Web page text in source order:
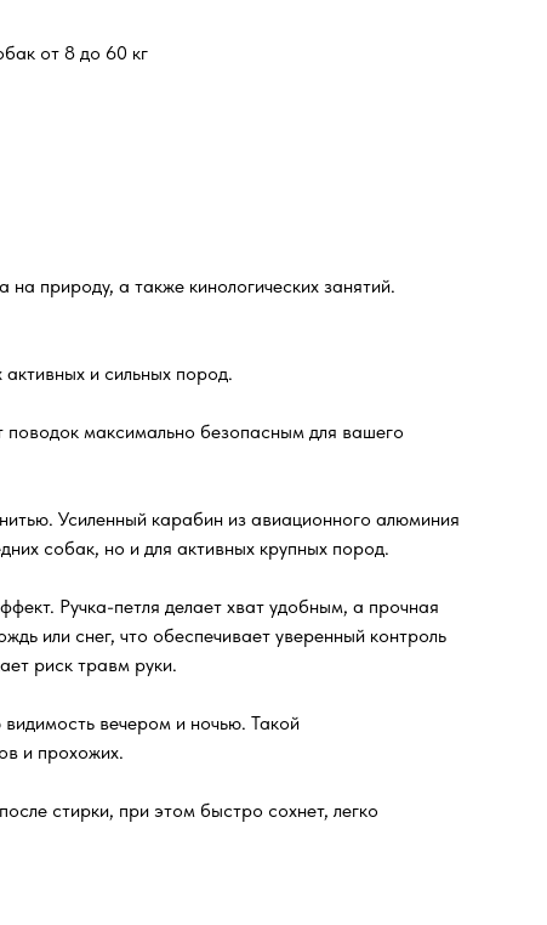
от 8 до 60 кг
природу, а также кинологических занятий.
и сильных пород.
максимально безопасным для вашего
Усиленный карабин из авиационного алюминия
собак, но и для активных крупных пород.
Ручка-петля делает хват удобным, а прочная
или снег, что обеспечивает уверенный контроль
риск травм руки.
вечером и ночью. Такой
и прохожих.
стирки, при этом быстро сохнет, легко